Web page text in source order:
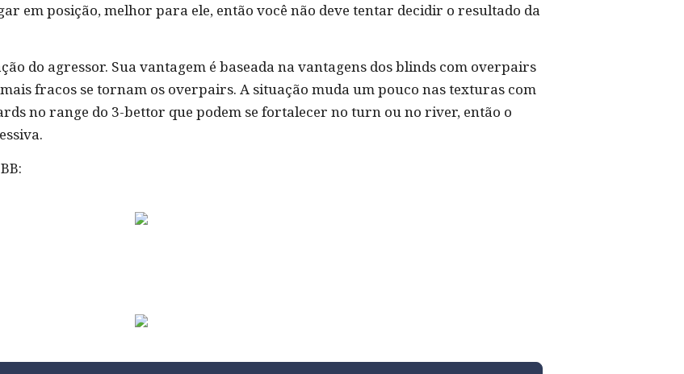
em posição, melhor para ele, então você não deve tentar decidir o resultado da
do agressor. Sua vantagem é baseada na vantagens dos blinds com overpairs
fracos se tornam os overpairs. A situação muda um pouco nas texturas com
no range do 3-bettor que podem se fortalecer no turn ou no river, então o